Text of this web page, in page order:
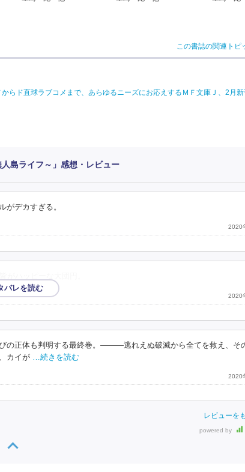
この書誌の関連トピ
らド直球ラブコメまで、あらゆるニーズにお応えするＭＦ文庫Ｊ、2月
島ライフ～」感想・レビュー
がデカすぎる。
2020
2020
の正体も判明する最終巻。―――逃れえぬ破滅から全てを救え、そ
カイが
…続きを読む
2020
レビューを
powered by